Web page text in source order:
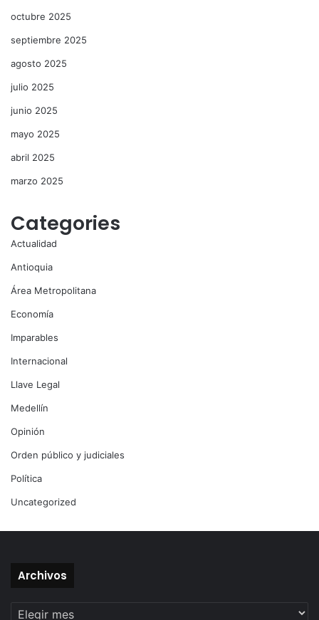
octubre 2025
septiembre 2025
agosto 2025
julio 2025
junio 2025
mayo 2025
abril 2025
marzo 2025
Categories
Actualidad
Antioquia
Área Metropolitana
Economía
Imparables
Internacional
Llave Legal
Medellín
Opinión
Orden público y judiciales
Política
Uncategorized
Archivos